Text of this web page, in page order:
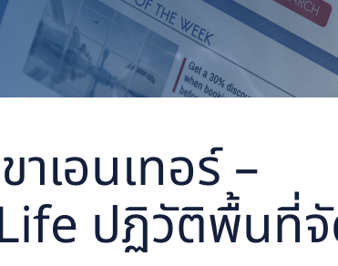
เอนเทอร์ –
ปฏิวัติพื้นที่จั